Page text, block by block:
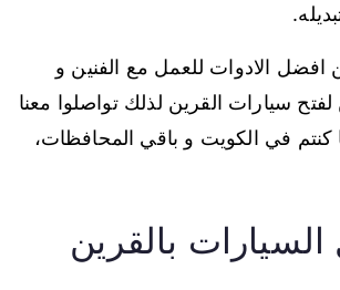
الادوات للعمل مع الفنين و
سيارات القرين لذلك تواصلوا معنا
اينما كنتم في الكويت و باقي المحافظات،
السيارات بالقرين